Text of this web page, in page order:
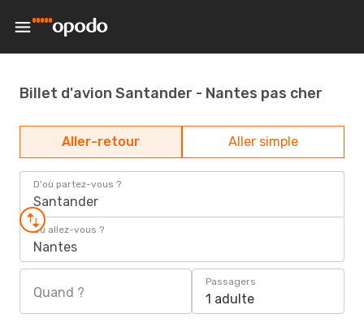
Billet d'avion Santander - Nantes pas cher
Aller-retour Aller simple
D'où partez-vous ?
Santander
Où allez-vous ?
Nantes
Quand ?
Passagers
1 adulte